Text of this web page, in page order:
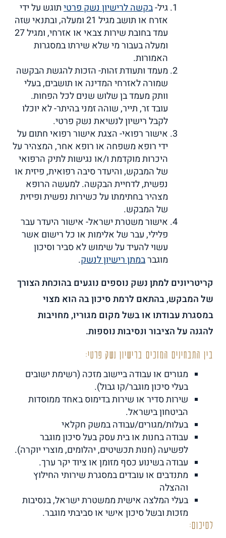
גיל-בקשה לרישיון נשק פרטיתוגש על ידי
אזרח או תושב מגיל 21 ומעלה, ובתנאי שזה
עמד בחובת שירות צבאי או אזרחי, ומגיל 27
ומעלה בעבור מי שלא שירתו במסגרות
האמורות.
מעמד ותעודת זהות- הזכות להגשת הבקשה
שמורה לאזרחי המדינה או תושבים, בעלי
וותק מעמד בן שלוש שנים לכל הפחות.
עובד זר, תייר, שוהה זמני בהיתר- לא יוכלו
לקבל רישיון לנשיאת נשק פרטי.
אישור רפואי- הצגת אישור רפואי חתום על
ידי רופא משפחה או רופא אחר, המצהיר על
היכרות מוקדמת ו/או נגישות לתיק הרפואי
של המבקש, והיעדר סיבה רפואית, פיזית או
נפשית, לדחיית הבקשה. למעשה הרופא
מצהיר בחתימתו על כשירות נפשית ופיזית
של המבקש.
אישור משטרת ישראל- אישור היעדר עבר
פלילי, עבר של אלימות או כל רישום אשר
עשוי להעיד על שימוש לא סביר וסיכון
מוגברבמתן רישיון לנשק.
קריטריונים למתן נשק נוספים נוגעים בהוכחת הצורך
של המבקש, בהתאם לרמת סיכון בה הוא מצוי
במסגרת עבודתו או בשל מקום מגוריו, מחויבות
להגנה על הציבור ונסיבות נוספות.
בין התבחינים המזכים ברישיון נשק פרטי:
מגורים או עבודה ביישוב מזכה (רשימת ישובים
בעלי סיכון מוגבר/קו גבול).
שירות סדיר או שירות בדימוס באחד ממוסדות
הביטחון בישראל.
בעלות/מגורים/עבודה במשק חקלאי
עבודה בחנות או בית עסק בעל סיכון מוגבר
לפשיעה (חנות תכשיטים, יהלומים, מוצרי יוקרה).
עבודה בשינוע כסף מזומן או ציוד יקר ערך.
מתנדבים או עובדים במסגרת שירותי החילוץ
וההצלה
בעלי המלצה אישית ממשטרת ישראל, בנסיבות
מזכות ובשל סיכון אישי או סביבתי מוגבר.
לסיכום: